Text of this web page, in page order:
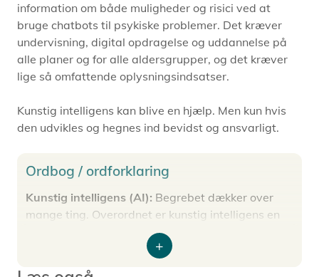
information om både muligheder og risici ved at
bruge chatbots til psykiske problemer. Det kræver
undervisning, digital opdragelse og uddannelse på
alle planer og for alle aldersgrupper, og det kræver
lige så omfattende oplysningsindsatser.
Kunstig intelligens kan blive en hjælp. Men kun hvis
den udvikles og hegnes ind bevidst og ansvarligt.
Ordbog / ordforklaring
Kunstig intelligens (AI): Begrebet dækker over
mange ting. Overordnet er kunstig intelligens en
teknologi, hvor computere trænes til at efterligne
menneskelig intelligens, fx at løse problemer eller
Expand